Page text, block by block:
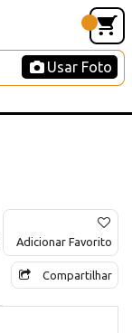
Usar Foto
Adicionar Favorito
Compartilhar